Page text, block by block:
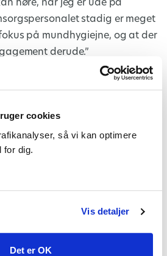
cookies
så vi kan optimere
for dig.
Vis detaljer
Det er OK
høre, når jeg er ude på
stadig er meget
på mundhygiejne, og at der
derude.”
der er indkøbt en dukke, som